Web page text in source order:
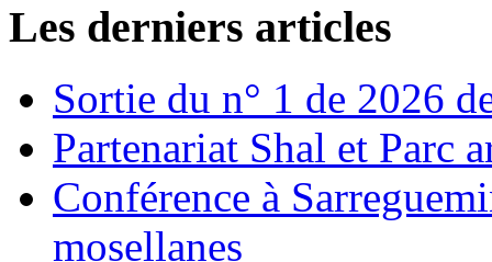
Les derniers articles
Sortie du n° 1 de 2026
Partenariat Shal et Parc
Conférence à
mosellanes